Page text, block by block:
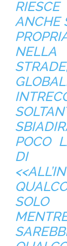
ANCHE
NELLA
POCO
DI